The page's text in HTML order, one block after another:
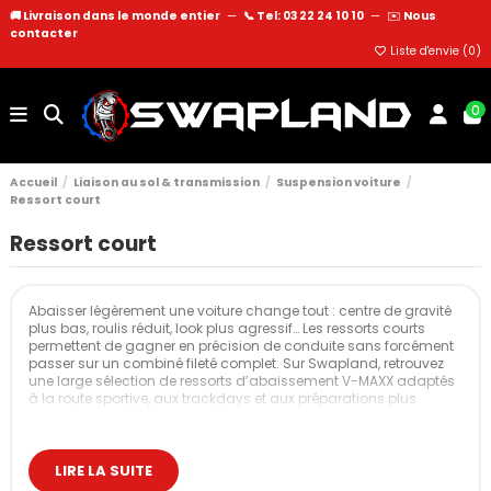
🚚 Livraison dans le monde entier — 📞 Tel: 03 22 24 10 10 — ✉️ Nous
contacter
Liste d'envie (0)
0
Accueil Liaison au sol & transmission
Suspension voiture
Ressort court
Ressort court
Abaisser légèrement une voiture change tout : centre de gravité
plus bas, roulis réduit, look plus agressif… Les ressorts courts
permettent de gagner en précision de conduite sans forcément
passer sur un combiné fileté complet. Sur Swapland, retrouvez
une large sélection de ressorts d’abaissement V-MAXX adaptés
à la route sportive, aux trackdays et aux préparations plus
Nos ressorts courts
Les ressorts courts V-MAXX sont conçus pour remplacer
LIRE LA SUITE